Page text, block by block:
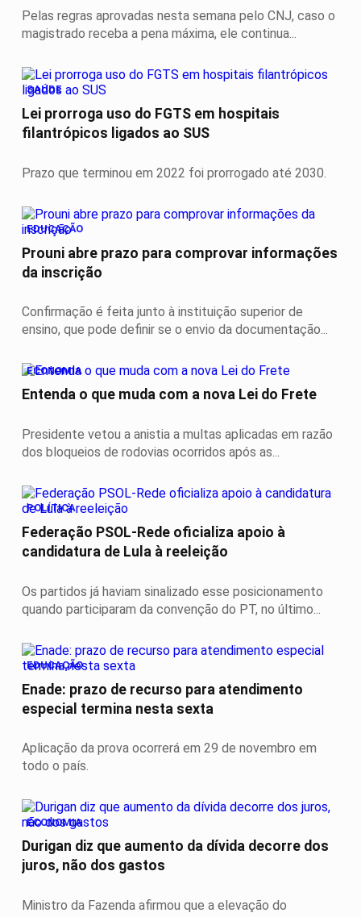
Pelas regras aprovadas nesta semana pelo CNJ, caso o
magistrado receba a pena máxima, ele continua...
SAÚDE
Lei prorroga uso do FGTS em hospitais
filantrópicos ligados ao SUS
Prazo que terminou em 2022 foi prorrogado até 2030.
EDUCAÇÃO
Prouni abre prazo para comprovar informações
da inscrição
Confirmação é feita junto à instituição superior de
ensino, que pode definir se o envio da documentação...
ECONOMIA
Entenda o que muda com a nova Lei do Frete
Presidente vetou a anistia a multas aplicadas em razão
dos bloqueios de rodovias ocorridos após as...
POLÍTICA
Federação PSOL-Rede oficializa apoio à
candidatura de Lula à reeleição
Os partidos já haviam sinalizado esse posicionamento
quando participaram da convenção do PT, no último...
EDUCAÇÃO
Enade: prazo de recurso para atendimento
especial termina nesta sexta
Aplicação da prova ocorrerá em 29 de novembro em
todo o país.
ECONOMIA
Durigan diz que aumento da dívida decorre dos
juros, não dos gastos
Ministro da Fazenda afirmou que a elevação do